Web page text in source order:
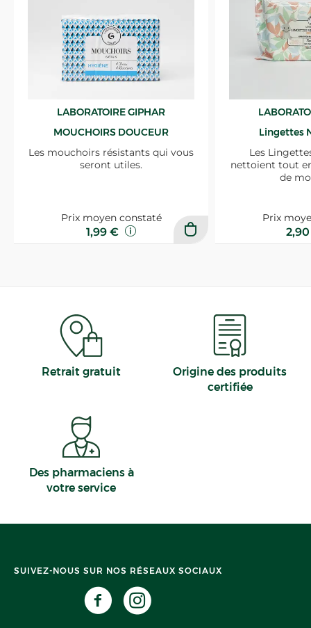
LABORATOIRE GIPHAR
MOUCHOIRS DOUCEUR
Les mouchoirs résistants qui vous
seront utiles.
Prix moyen constaté
1,99 €
Lingettes
Les
nettoient tout
de
Prix
Retrait gratuit
Origine des produits
certifiée
Des pharmaciens à
votre service
SUIVEZ-NOUS SUR NOS RÉSEAUX SOCIAUX